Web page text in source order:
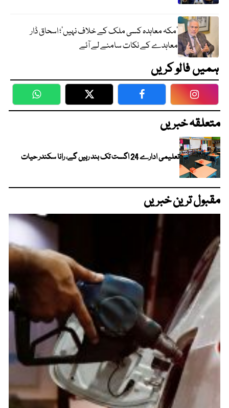
‘مکہ معاہدہ کسی ملک کے خلاف نہیں’؛ اسحاق ڈار
معاہدے کے نکات سامنے لے آئے
ہمیں فالو کریں
WhatsApp Twitter Facebook
متعلقہ خبریں
تعلیمی ادارے 24 اگست تک بند رہیں گے، رانا سکندر حیات
مقبول ترین خبریں